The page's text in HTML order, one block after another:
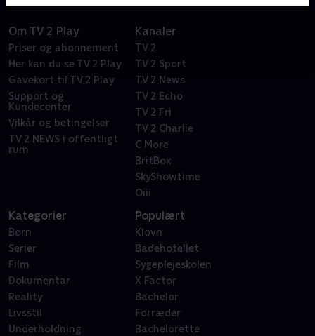
Om TV 2 Play
Priser og abonnement
Her kan du se TV 2 Play
Gavekort til TV 2 Play
Support og
Kundecenter
Vilkår og betingelser
TV 2 NEWS i offentligt
rum
Kanaler
TV 2
TV 2 Sport
TV 2 News
TV 2 Echo
TV 2 Fri
TV 2 Charlie
C More
BritBox
SkyShowtime
Oiii
Kategorier
Børn
Serier
Film
Dokumentar
Reality
Livsstil
Underholdning
Populært
Klovn
Badehotellet
Sygeplejeskolen
X Factor
Bachelor
Forræder
Bachelorette